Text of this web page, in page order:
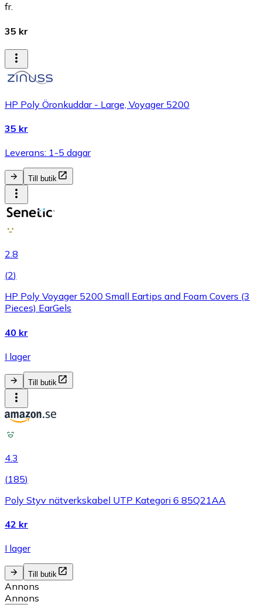
fr.
35 kr
HP Poly Öronkuddar - Large, Voyager 5200
35 kr
Leverans: 1-5 dagar
Till butik
2.8
(2)
HP Poly Voyager 5200 Small Eartips and Foam Covers (3
Pieces) EarGels
40 kr
I lager
Till butik
4.3
(185)
Poly Styv nätverkskabel UTP Kategori 6 85Q21AA
42 kr
I lager
Till butik
Annons
Annons